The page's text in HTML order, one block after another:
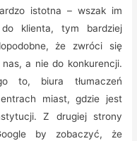
istotna – wszak im
do klienta, tym bardziej
że zwróci się
a nie do konkurencji.
to, biura tłumaczeń
miast, gdzie jest
Z drugiej strony
by zobaczyć, że